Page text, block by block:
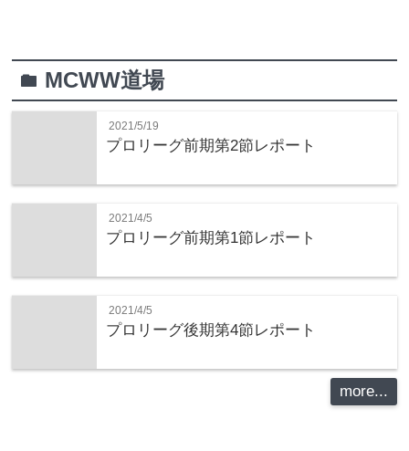
folder MCWW道場
2021/5/19
プロリーグ前期第2節レポート
2021/4/5
プロリーグ前期第1節レポート
2021/4/5
プロリーグ後期第4節レポート
more...